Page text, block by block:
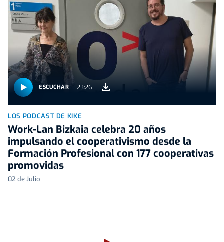
ESCUCHAR 23:26
LOS PODCAST DE KIKE
Work-Lan Bizkaia celebra 20 años
impulsando el cooperativismo desde la
Formación Profesional con 177 cooperativas
promovidas
02 de Julio